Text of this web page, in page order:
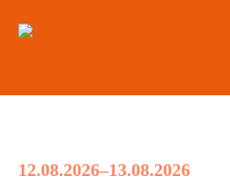
12.08.2026–13.08.2026